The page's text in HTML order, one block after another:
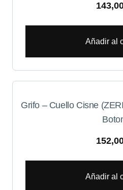
Añadir al
Grifo – Cuello Cisne
Añadir al